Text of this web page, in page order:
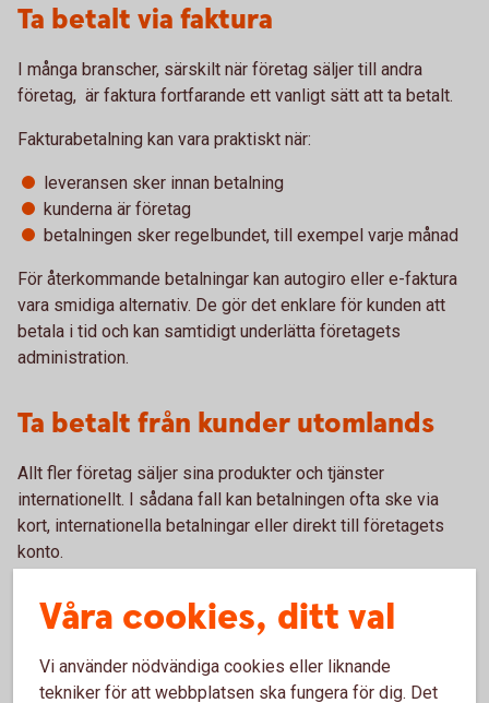
Ta betalt via faktura
I många branscher, särskilt när företag säljer till andra
företag, är faktura fortfarande ett vanligt sätt att ta betalt.
Fakturabetalning kan vara praktiskt när:
leveransen sker innan betalning
kunderna är företag
betalningen sker regelbundet, till exempel varje månad
För återkommande betalningar kan autogiro eller e-faktura
vara smidiga alternativ. De gör det enklare för kunden att
betala i tid och kan samtidigt underlätta företagets
administration.
Ta betalt från kunder utomlands
Allt fler företag säljer sina produkter och tjänster
internationellt. I sådana fall kan betalningen ofta ske via
kort, internationella betalningar eller direkt till företagets
konto.
Om du säljer till kunder i andra länder är det också viktigt att
ha koll på vilka regler som gäller för exempelvis moms och
gäller i olika situationer.
Våra cookies, ditt val
Vi använder nödvändiga cookies eller liknande
tekniker för att webbplatsen ska fungera för dig. Det